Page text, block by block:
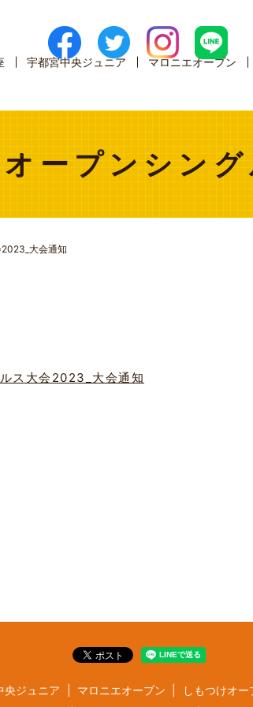
宇都宮中央ジュニア マロニエオープン
ープンシン
大会通知
ス大会2023_大会通知
央ジュニア マロニエオープン しもつけオー